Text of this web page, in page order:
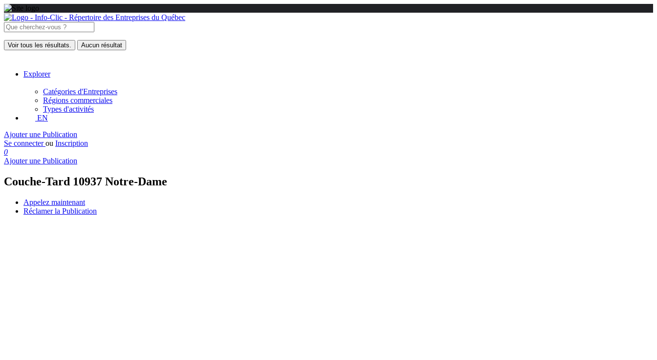
Voir tous les résultats. Aucun résultat
Explorer
Catégories d'Entreprises
Régions commerciales
Types d'activités
EN
Ajouter une Publication
Se connecterou Inscription
0
Ajouter une Publication
Couche-Tard 10937 Notre-Dame
Appelez maintenant
Réclamer la Publication